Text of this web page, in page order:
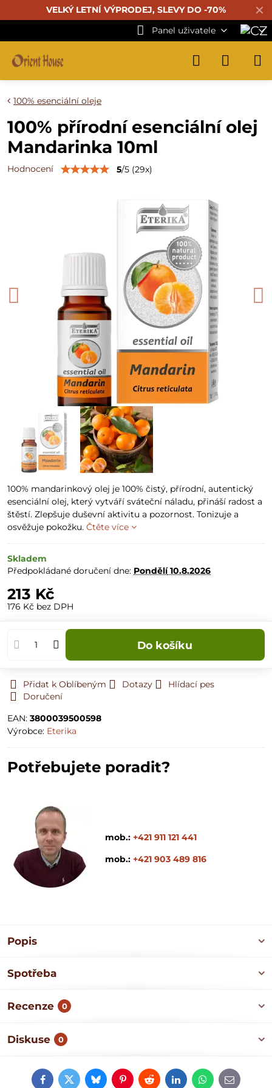
✕
VELKÝ LETNÍ VÝPRODEJ, SLEVY DO -70%
Panel uživatele
100% esenciální oleje
100% přírodní esenciální olej
Mandarinka 10ml
Hodnocení 5/5 (29x)
100% mandarinkový olej je 100% čistý, přírodní, autentický
esenciální olej, který vytváří sváteční náladu, přináší radost a
štěstí. Zlepšuje duševní aktivitu a pozornost. Tonizuje a
osvěžuje pokožku. Čtěte více
Skladem
Předpokládané doručení dne: Pondělí10.8.2026
213 Kč
176 Kč bez DPH
Do košíku
Přidat k Oblíbeným Dotazy
Hlídací pes
Doručení
EAN: 3800039500598
Výrobce: Eterika
Potřebujete poradit?
mob.: +421 911 121 441
mob.: +421 903 489 816
Popis
Spotřeba
Recenze 0
Diskuse 0
FacebookTwitterBlueskyPinterestRedditLinkedInWhatsApp
E-